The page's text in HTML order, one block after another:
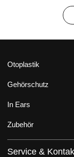
Otoplastik
Gehörschutz
In Ears
Zubehör
Service &